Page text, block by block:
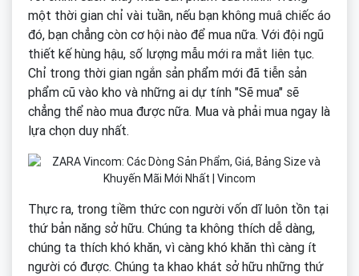
một thời gian chỉ vài tuần, nếu bạn không muâ chiếc áo
đó, bạn chẳng còn cơ hội nào để mua nữa. Với đội ngũ
thiết kế hùng hậu, số lượng mẫu mới ra mắt liên tục.
Chỉ trong thời gian ngắn sản phẩm mới đã tiễn sản
phẩm cũ vào kho và những ai dự tính "Sẽ mua" sẽ
chẳng thể nào mua được nữa. Mua và phải mua ngay là
lựa chọn duy nhất.
Thực ra, trong tiềm thức con người vốn dĩ luôn tồn tại
thứ bản năng sở hữu. Chúng ta không thích dễ dàng,
chúng ta thích khó khăn, vì càng khó khăn thì càng ít
người có được. Chúng ta khao khát sở hữu những thứ